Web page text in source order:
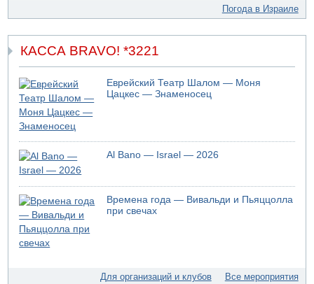
16-летний подросток упал со скалы в районе пещеры
Двое погибших при столкновении автомобилей на 1
шоссе
09.08.2026 18:30
Пресс-служба ЦАХАЛа сообщила об уничтожении
подземного арсенала "Хизбаллы"
09.08.2026 18:19
Ради церемонии закладки нового поселения ЦАХАЛ
выгнал из дома палестинскую семью
09.08.2026 18:15
Мухаммед Дахлан: "Слова Нетанияху - вызов,
пренебрежение и обман по отношению к американской
администрации и команде президента Трампа»
09.08.2026 18:10
ХАМАС объявил, что обязуется исполнять соглашение с
Погода в Израиле
КАССА BRAVO! *3221
Еврейский Театр Шалом — Моня
Цацкес — Знаменосец
Al Bano — Israel — 2026
Времена года — Вивальди и Пьяццолла
при свечах
Для организаций и клубов Все мероприятия